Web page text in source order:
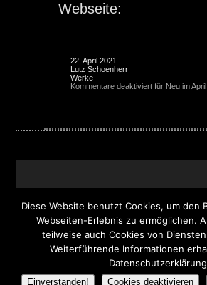
Webseite:
22. April 2021
Lutz Schoenherr
Werke
Kommentare deaktiviert für Neu im
© 2026 Graphic Art Work | Lutz
Design & Programmierung:
Werbeagentur Landau
Diese Website benutzt Cookies, um den
Webseiten-Erlebnis zu ermöglichen.
teilweise auch Cookies von
Weiterführende Informationen
Einverstanden! Cookies deaktivieren